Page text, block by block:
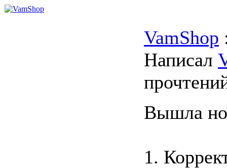
VamShop
Написал
Вышла
1.